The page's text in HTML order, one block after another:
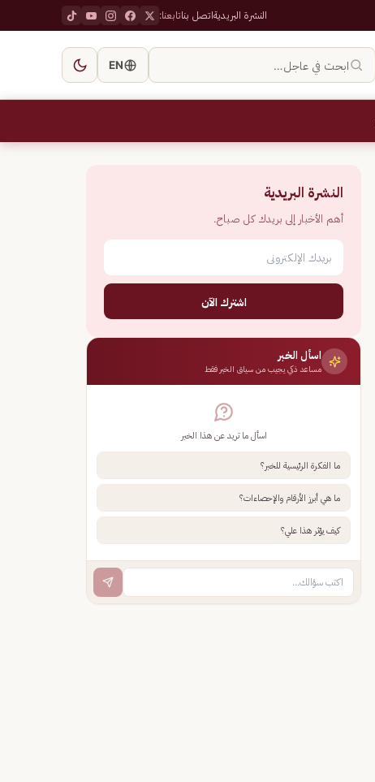
النشرة البريديةاتصل بناتابعنا:
ابحث في عاجل… EN
النشرة البريدية
أهم الأخبار إلى بريدك كل صباح.
اشترك الآن
اسأل الخبر
مساعد ذكي يجيب من سياق الخبر فقط
اسأل ما تريد عن هذا الخبر
ما الفكرة الرئيسية للخبر؟
ما هي أبرز الأرقام والإحصاءات؟
كيف يؤثر هذا علي؟